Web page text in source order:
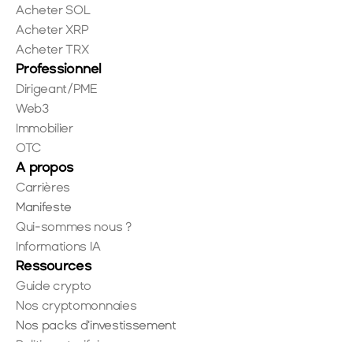
Acheter SOL
Acheter XRP
Acheter TRX
Professionnel
Dirigeant/PME
Web3
Immobilier
OTC
A propos
Carrières
Manifeste
Qui-sommes nous ?
Informations IA
Ressources
Guide crypto
Nos cryptomonnaies
Nos packs d'investissement